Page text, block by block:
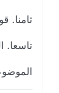
ثامنا.
تاسعا.